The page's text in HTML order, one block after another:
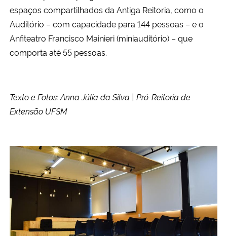
espaços compartilhados da Antiga Reitoria, como o
Auditório – com capacidade para 144 pessoas – e o
Anfiteatro Francisco Mainieri (miniauditório) – que
comporta até 55 pessoas.
Texto e Fotos: Anna Júlia da Silva | Pró-Reitoria de
Extensão UFSM